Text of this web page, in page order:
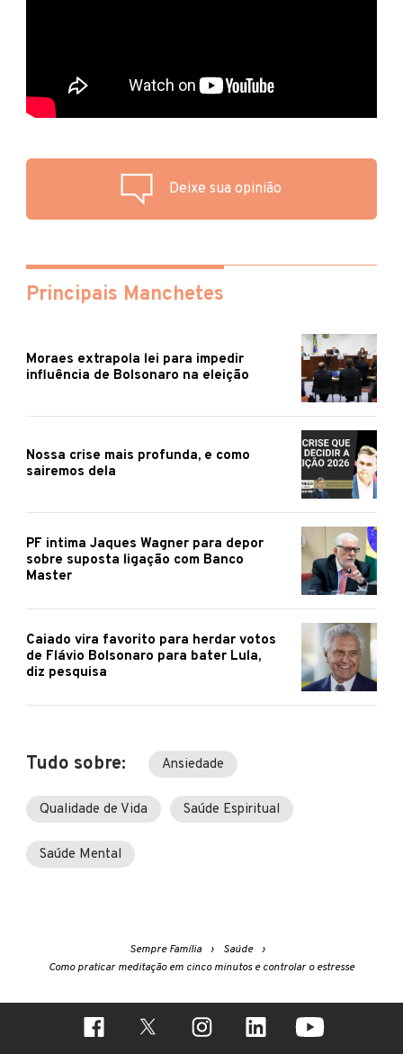
Deixe sua opinião
Principais Manchetes
Moraes extrapola lei para impedir
influência de Bolsonaro na eleição
Nossa crise mais profunda, e como
sairemos dela
PF intima Jaques Wagner para depor
sobre suposta ligação com Banco
Master
Caiado vira favorito para herdar votos
de Flávio Bolsonaro para bater Lula,
diz pesquisa
Tudo sobre: Ansiedade
Qualidade de Vida Saúde Espiritual
Saúde Mental
Sempre Família
Saúde
Como praticar meditação em cinco minutos e controlar o estresse